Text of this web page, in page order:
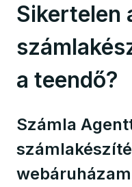
Sikertelen
a teendő?
Számla